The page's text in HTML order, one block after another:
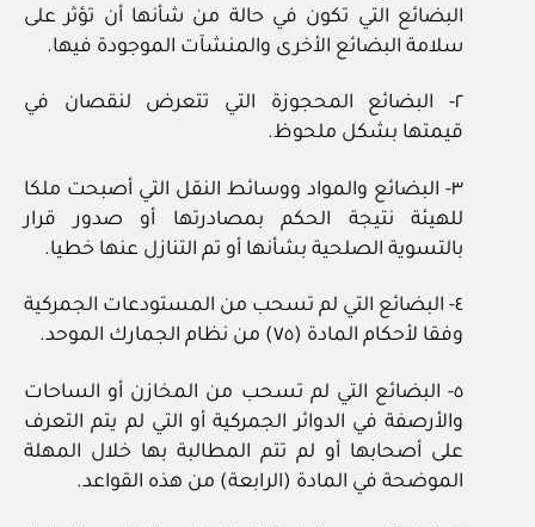
البضائع التي تكون في حالة من شأنها أن تؤثر على
سلامة البضائع الأخرى والمنشآت الموجودة فيها.
٢- البضائع المحجوزة التي تتعرض لنقصان في
قيمتها بشكل ملحوظ.
٣- البضائع والمواد ووسائط النقل التي أصبحت ملكا
للهيئة نتيجة الحكم بمصادرتها أو صدور قرار
بالتسوية الصلحية بشأنها أو تم التنازل عنها خطيا.
٤- البضائع التي لم تسحب من المستودعات الجمركية
وفقا لأحكام المادة (٧٥) من نظام الجمارك الموحد.
٥- البضائع التي لم تسحب من المخازن أو الساحات
والأرصفة في الدوائر الجمركية أو التي لم يتم التعرف
على أصحابها أو لم تتم المطالبة بها خلال المهلة
الموضحة في المادة (الرابعة) من هذه القواعد.